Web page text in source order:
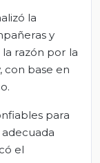
la
y
razón por la
con base en
para
el